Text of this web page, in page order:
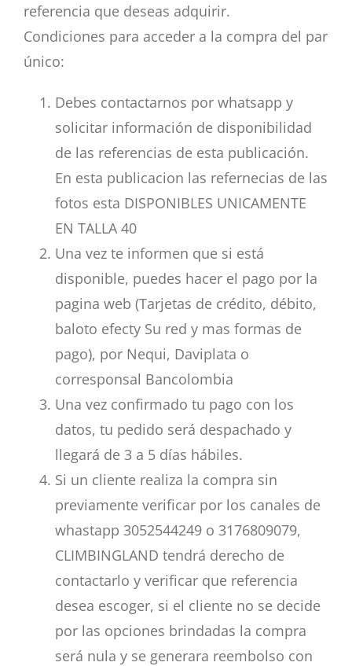
referencia que deseas adquirir.
Condiciones para acceder a la compra del par
único:
Debes contactarnos por whatsapp y
solicitar información de disponibilidad
de las referencias de esta publicación.
En esta publicacion las refernecias de las
fotos esta DISPONIBLES UNICAMENTE
EN TALLA 40
Una vez te informen que si está
disponible, puedes hacer el pago por la
pagina web (Tarjetas de crédito, débito,
baloto efecty Su red y mas formas de
pago), por Nequi, Daviplata o
corresponsal Bancolombia
Una vez confirmado tu pago con los
datos, tu pedido será despachado y
llegará de 3 a 5 días hábiles.
Si un cliente realiza la compra sin
previamente verificar por los canales de
whastapp 3052544249 o 3176809079,
CLIMBINGLAND tendrá derecho de
contactarlo y verificar que referencia
desea escoger, si el cliente no se decide
por las opciones brindadas la compra
será nula y se generara reembolso con